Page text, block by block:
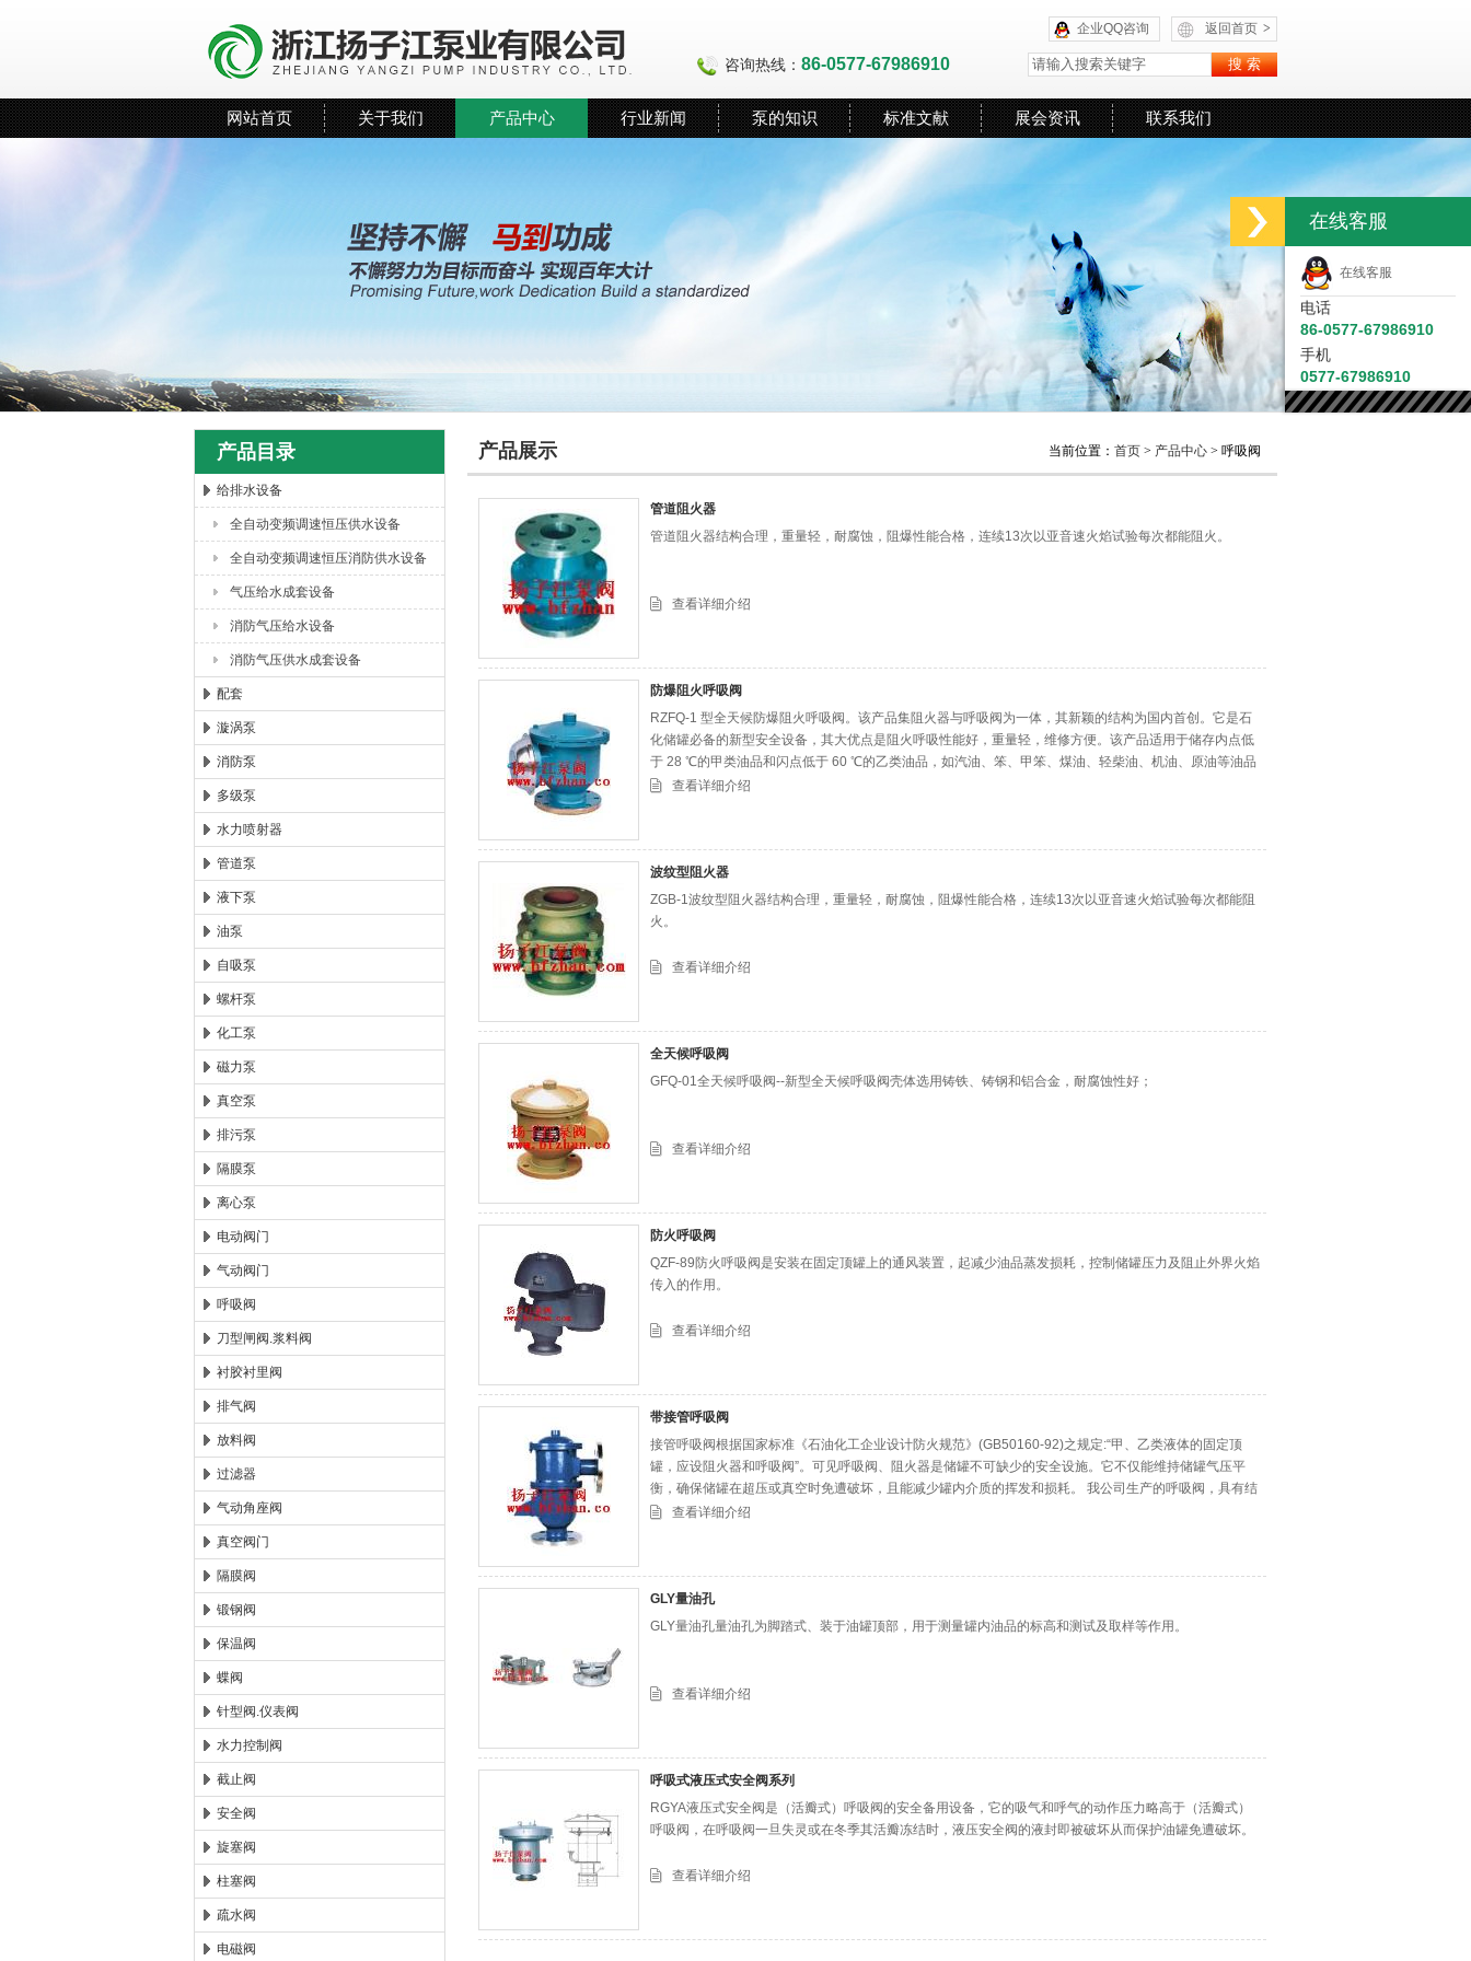
浙江扬子江泵业有限公司
返回首页 >
企业QQ咨询
咨询热线： 86-0577-67986910
网站首页 关于我们 产品中心 行业新闻 泵的知识 标准文献 展会资讯 联系我们
产品目录
给排水设备
全自动变频调速恒压供水设备
全自动变频调速恒压消防供水设备
气压给水成套设备
消防气压给水设备
消防气压供水成套设备
配套
漩涡泵
消防泵
多级泵
水力喷射器
管道泵
液下泵
油泵
自吸泵
螺杆泵
化工泵
磁力泵
真空泵
排污泵
隔膜泵
离心泵
电动阀门
气动阀门
呼吸阀
刀型闸阀.浆料阀
衬胶衬里阀
排气阀
放料阀
过滤器
气动角座阀
真空阀门
隔膜阀
锻钢阀
保温阀
蝶阀
针型阀.仪表阀
水力控制阀
截止阀
安全阀
旋塞阀
柱塞阀
疏水阀
电磁阀
产品展示 当前位置： 首页 > 产品中心 > 呼吸阀
管道阻火器
管道阻火器结构合理，重量轻，耐腐蚀，阻爆性能合格，连续13次以亚音速火焰试验每次都能阻火。
查看详细介绍
防爆阻火呼吸阀
RZFQ-1 型全天候防爆阻火呼吸阀。该产品集阻火器与呼吸阀为一体，其新颖的结构为国内首创。它是石
化储罐必备的新型安全设备，其大优点是阻火呼吸性能好，重量轻，维修方便。该产品适用于储存内点低
于 28 ℃的甲类油品和闪点低于 60 ℃的乙类油品，如汽油、笨、甲笨、煤油、轻柴油、机油、原油等油品
及性质相同的化工产品储罐使用，它在 -35 ℃ -60 ℃的温度环境中正常工作。
查看详细介绍
波纹型阻火器
ZGB-1波纹型阻火器结构合理，重量轻，耐腐蚀，阻爆性能合格，连续13次以亚音速火焰试验每次都能阻
火。
查看详细介绍
全天候呼吸阀
GFQ-01全天候呼吸阀--新型全天候呼吸阀壳体选用铸铁、铸钢和铝合金，耐腐蚀性好；
查看详细介绍
防火呼吸阀
QZF-89防火呼吸阀是安装在固定顶罐上的通风装置，起减少油品蒸发损耗，控制储罐压力及阻止外界火焰
传入的作用。
查看详细介绍
带接管呼吸阀
接管呼吸阀根据国家标准《石油化工企业设计防火规范》(GB50160-92)之规定:“甲、乙类液体的固定顶
罐，应设阻火器和呼吸阀”。可见呼吸阀、阻火器是储罐不可缺少的安全设施。它不仅能维持储罐气压平
衡，确保储罐在超压或真空时免遭破坏，且能减少罐内介质的挥发和损耗。 我公司生产的呼吸阀，具有结
构紧凑、通气量大、泄漏量小、密封性能好等特点。
查看详细介绍
GLY量油孔
GLY量油孔量油孔为脚踏式、装于油罐顶部，用于测量罐内油品的标高和测试及取样等作用。
查看详细介绍
呼吸式液压式安全阀系列
RGYA液压式安全阀是（活瓣式）呼吸阀的安全备用设备，它的吸气和呼气的动作压力略高于（活瓣式）
呼吸阀，在呼吸阀一旦失灵或在冬季其活瓣冻结时，液压安全阀的液封即被破坏从而保护油罐免遭破坏。
查看详细介绍
在线客服
在线客服
电话
86-0577-67986910
手机
0577-67986910